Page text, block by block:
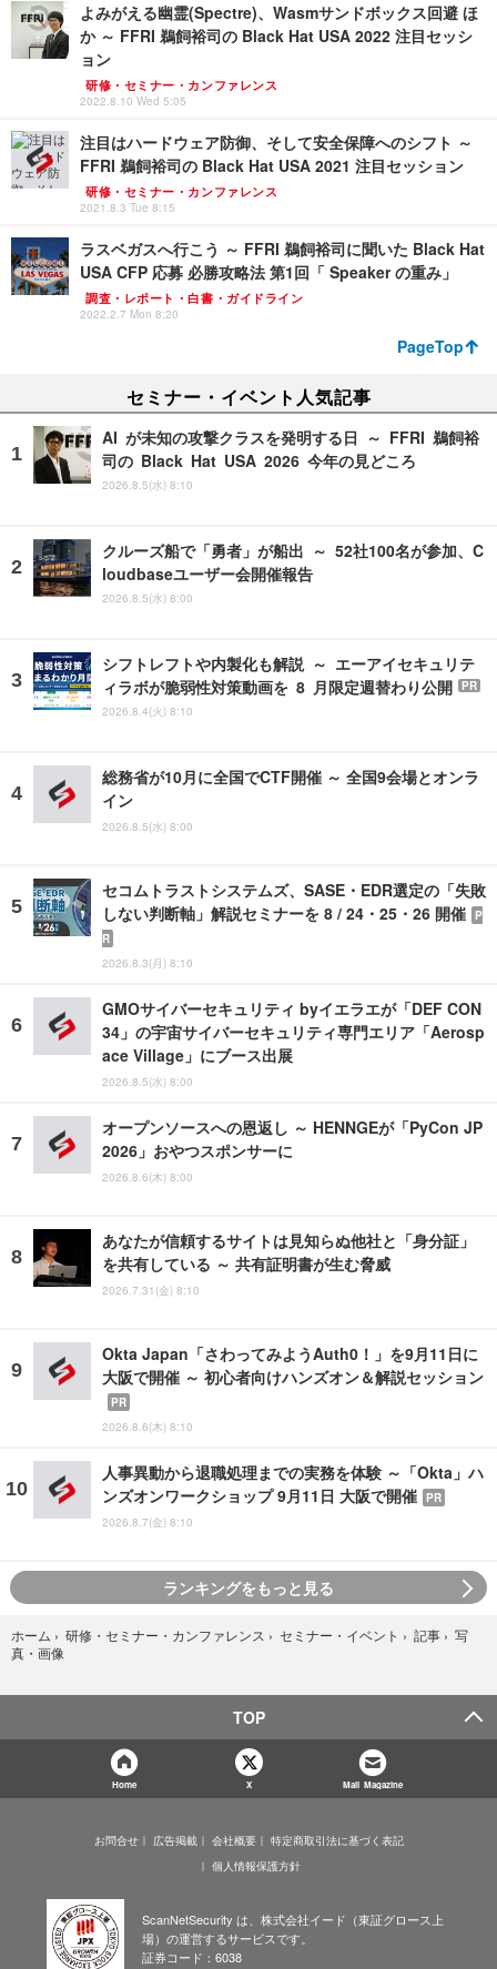
よみがえる幽霊(Spectre)、Wasmサンドボックス回避 ほ
か ～ FFRI 鵜飼裕司の Black Hat USA 2022 注目セッシ
ョン
研修・セミナー・カンファレンス
2022.8.10 Wed 5:05
注目はハードウェア防御、そして安全保障へのシフト ～
FFRI 鵜飼裕司の Black Hat USA 2021 注目セッション
研修・セミナー・カンファレンス
2021.8.3 Tue 8:15
ラスベガスへ行こう ～ FFRI 鵜飼裕司に聞いた Black Hat
USA CFP 応募 必勝攻略法 第1回「 Speaker の重み」
調査・レポート・白書・ガイドライン
2022.2.7 Mon 8:20
PageTop
セミナー・イベント人気記事
AI が未知の攻撃クラスを発明する日 ～ FFRI 鵜飼裕
司の Black Hat USA 2026 今年の見どころ
2026.8.5(水) 8:10
クルーズ船で「勇者」が船出 ～ 52社100名が参加、C
loudbaseユーザー会開催報告
2026.8.5(水) 8:00
シフトレフトや内製化も解説 ～ エーアイセキュリテ
ィラボが脆弱性対策動画を 8 月限定週替わり公開
PR
2026.8.4(火) 8:10
総務省が10月に全国でCTF開催 ～ 全国9会場とオンラ
イン
2026.8.5(水) 8:00
セコムトラストシステムズ、SASE・EDR選定の「失敗
しない判断軸」解説セミナーを 8 / 24・25・26 開催 P
R
2026.8.3(月) 8:10
GMOサイバーセキュリティ byイエラエが「DEF CON
34」の宇宙サイバーセキュリティ専門エリア「Aerosp
ace Village」にブース出展
2026.8.5(水) 8:00
オープンソースへの恩返し ～ HENNGEが「PyCon JP
2026」おやつスポンサーに
2026.8.6(木) 8:00
あなたが信頼するサイトは見知らぬ他社と「身分証」
を共有している ～ 共有証明書が生む脅威
2026.7.31(金) 8:10
Okta Japan「さわってみようAuth0！」を9月11日に
大阪で開催 ～ 初心者向けハンズオン＆解説セッション
PR
2026.8.6(木) 8:10
人事異動から退職処理までの実務を体験 ～「Okta」ハ
ンズオンワークショップ 9月11日 大阪で開催 PR
2026.8.7(金) 8:10
ランキングをもっと見る
ホーム › 研修・セミナー・カンファレンス › セミナー・イベント › 記事 › 写
真・画像
TOP
Home X Mail Magazine
お問合せ 広告掲載 会社概要
特定商取引法に基づく表記
個人情報保護方針
ScanNetSecurity は、株式会社イード（東証グロース上
場）の運営するサービスです。
証券コード：6038